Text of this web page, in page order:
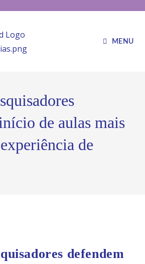
MENU
de aulas mais
de
defendem